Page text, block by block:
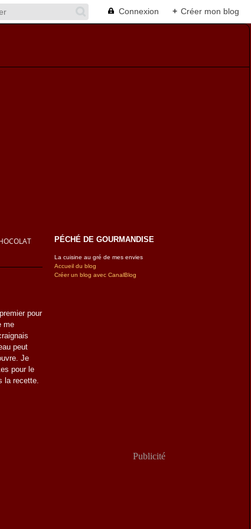
Connexion + Créer mon blog
pour
me
peut
Je
pour le
la recette.
PÉCHÉ DE GOURMANDISE
La cuisine au gré de mes envies
Accueil du blog
Créer un blog avec CanalBlog
Publicité